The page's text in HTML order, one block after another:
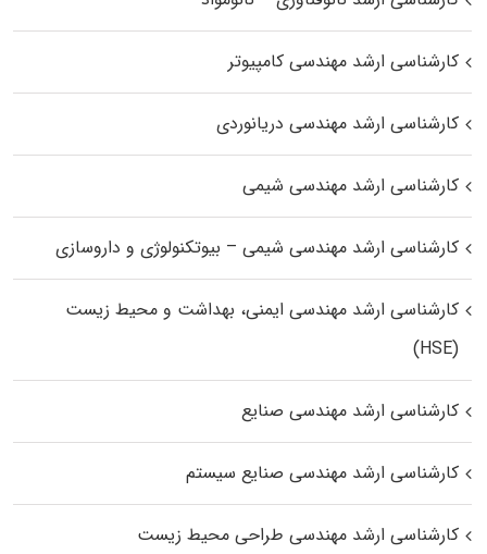
کارشناسی ارشد مهندسی کامپیوتر
کارشناسی ارشد مهندسی دریانوردی
کارشناسی ارشد مهندسی شیمی
کارشناسی ارشد مهندسی شیمی – بیوتکنولوژی و داروسازی
کارشناسی ارشد مهندسی ایمنی، بهداشت و محیط زیست
(HSE)
کارشناسی ارشد مهندسی صنایع
کارشناسی ارشد مهندسی صنایع سیستم
کارشناسی ارشد مهندسی طراحی محیط زیست